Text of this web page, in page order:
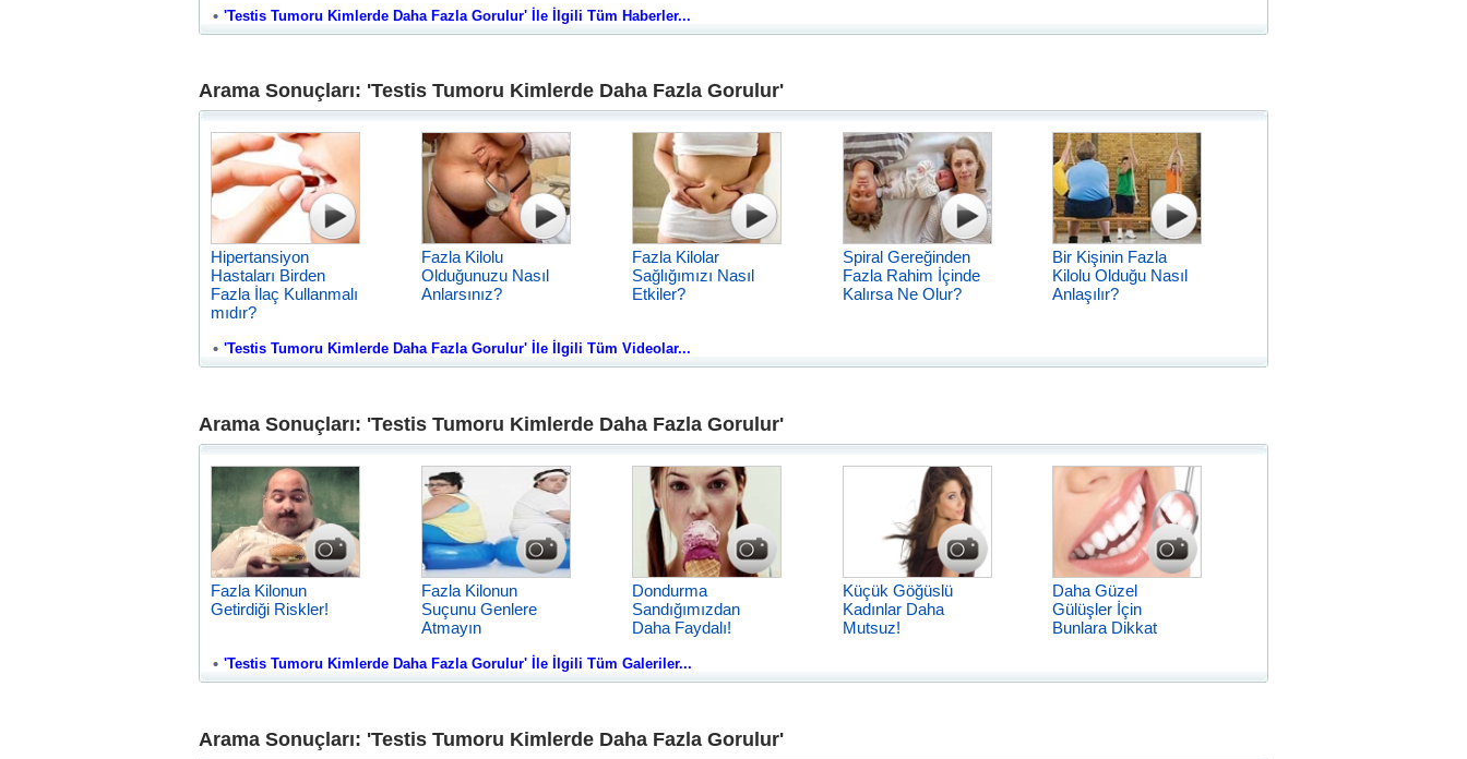
'Testis Tumoru Kimlerde Daha Fazla Gorulur' İle İlgili Tüm Haberler...
Arama Sonuçları: 'Testis Tumoru Kimlerde Daha Fazla Gorulur'
Hipertansiyon
Hastaları Birden
Fazla İlaç Kullanmalı
mıdır?
Fazla Kilolu
Olduğunuzu Nasıl
Anlarsınız?
Fazla Kilolar
Sağlığımızı Nasıl
Etkiler?
Spiral Gereğinden
Fazla Rahim İçinde
Kalırsa Ne Olur?
Bir Kişinin Fazla
Kilolu Olduğu Nasıl
Anlaşılır?
'Testis Tumoru Kimlerde Daha Fazla Gorulur' İle İlgili Tüm Videolar...
Arama Sonuçları: 'Testis Tumoru Kimlerde Daha Fazla Gorulur'
Fazla Kilonun
Getirdiği Riskler!
Fazla Kilonun
Suçunu Genlere
Atmayın
Dondurma
Sandığımızdan
Daha Faydalı!
Küçük Göğüslü
Kadınlar Daha
Mutsuz!
Daha Güzel
Gülüşler İçin
Bunlara Dikkat
'Testis Tumoru Kimlerde Daha Fazla Gorulur' İle İlgili Tüm Galeriler...
Arama Sonuçları: 'Testis Tumoru Kimlerde Daha Fazla Gorulur'